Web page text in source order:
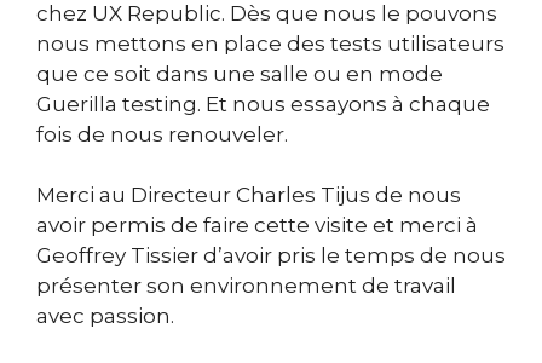
chez UX Republic. Dès que nous le pouvons
nous mettons en place des tests utilisateurs
que ce soit dans une salle ou en mode
Guerilla testing. Et nous essayons à chaque
fois de nous renouveler.
Merci au Directeur Charles Tijus de nous
avoir permis de faire cette visite et merci à
Geoffrey Tissier d’avoir pris le temps de nous
présenter son environnement de travail
avec passion.